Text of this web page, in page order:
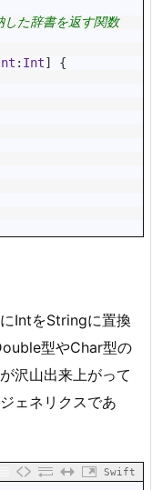
た辞書を返す関数
: Int]
{
IntをStringに置換
型やChar型の
沢山出来上がって
ェネリクスであ
Swift